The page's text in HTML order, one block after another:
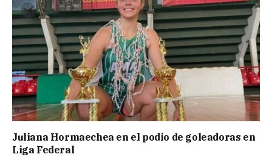
Juliana Hormaechea en el podio de goleadoras en
Liga Federal